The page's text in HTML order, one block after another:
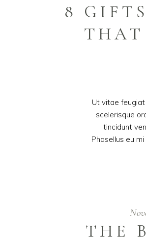
8
Ut vitae
scelerisque
tincidunt
Phasellus eu
THE